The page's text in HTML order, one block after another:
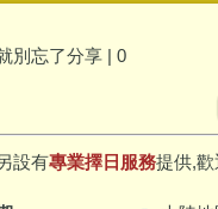
別忘了分享 | 0
設有專業擇日服務提供,歡